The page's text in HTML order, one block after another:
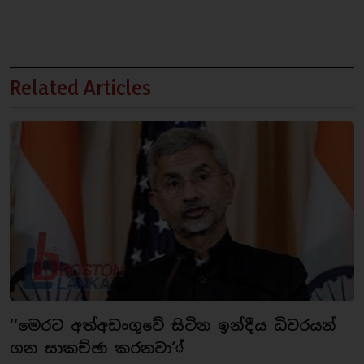
Related Articles
‘‘මෙරට අත්අඩංගුවේ සිටින ඉන්දීය ධිවරයන්
ගන සාකච්ඡා කරනවා‘්